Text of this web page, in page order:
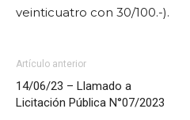
veinticuatro con 30/100.-).
Artículo anterior
14/06/23 – Llamado a
Licitación Pública N°07/2023